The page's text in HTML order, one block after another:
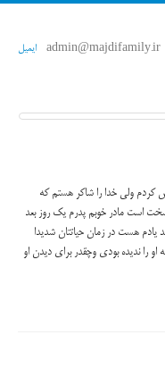
admin@majdifamily.ir ایمیل
وجودم احساس کردم ولی خدا را شاکر هستم که
خیلی سخت است مادر خوبم پدرم یک روز بعد
محرم 1380 به نزد شما آمد یادم هست در زمان حیاتتان شدیدا
را ندیده بودی وچقدر برای دیدن او